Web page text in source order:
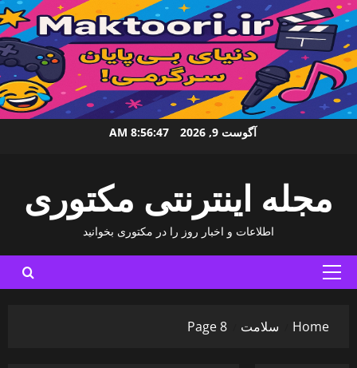
آگوست 9, 2026 8:56:48 AM
مجله اینترنتی مکتوری
اطلاعات و اخبار روز را در مکتوری بخوانید
Primary
Home سلامت Page 8